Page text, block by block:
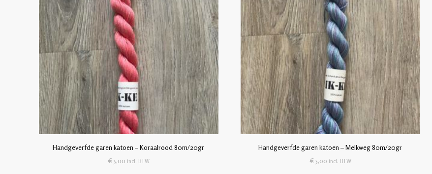
Handgeverfde garen katoen – Koraalrood 80m/20gr
€ 5,00 incl. BTW
Handgeverfde garen katoen – Melkweg 80m/20gr
€ 5,00 incl. BTW